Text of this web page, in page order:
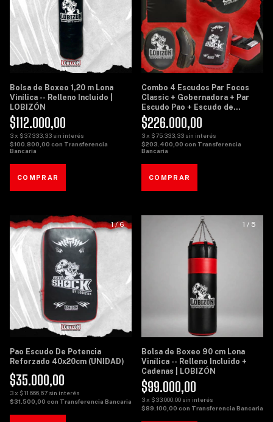
Bolsa de Boxeo 1,20 m Lona
Vinílica -- Relleno Incluido |
LOBIZÓN
$112.000,00
3x $37.333,33 sin interés
$100.800,00 con Transferencia
Bancaria
Combo 4 Escudos Par Focos
Classic + Gobernadora + Par
Escudo Pao + Escudo de
Potencia Grande - Lobizon
$226.000,00
3x $75.333,33 sin interés
$203.400,00 con Transferencia
Bancaria
1/6
Pao Escudo De Potencia
Reforzado 40x20cm (UNIDAD)
$35.000,00
3x $11.666,67 sin interés
$31.500,00 con Transferencia Bancaria
1 / 5
Bolsa de Boxeo 90 cm Lona
Vinílica -- Relleno Incluido +
Cadenas | LOBIZÓN
$99.000,00
3x $33.000,00 sin interés
$89.100,00 con Transferencia Bancaria